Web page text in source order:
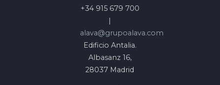
+34 915 679 700
|
alava@grupoalava.com
Edificio Antalia.
Albasanz 16,
28037 Madrid